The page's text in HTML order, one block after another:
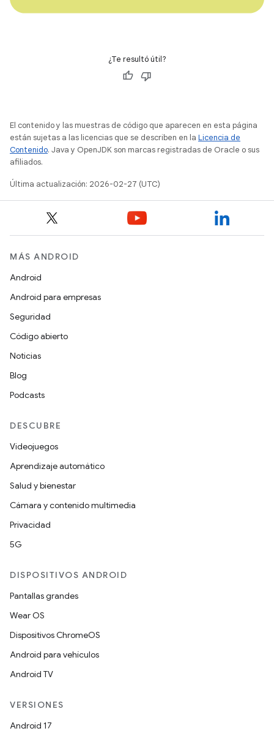
¿Te resultó útil?
El contenido y las muestras de código que aparecen en esta página
están sujetas a las licencias que se describen en la Licencia de
Contenido. Java y OpenJDK son marcas registradas de Oracle o sus
afiliados.
Última actualización: 2026-02-27 (UTC)
MÁS ANDROID
Android
Android para empresas
Seguridad
Código abierto
Noticias
Blog
Podcasts
DESCUBRE
Videojuegos
Aprendizaje automático
Salud y bienestar
Cámara y contenido multimedia
Privacidad
5G
DISPOSITIVOS ANDROID
Pantallas grandes
Wear OS
Dispositivos ChromeOS
Android para vehículos
Android TV
VERSIONES
Android 17